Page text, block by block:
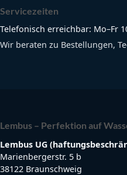
Servicezeiten
Telefonisch erreichbar: Mo–Fr
Wir beraten zu Bestellungen,
Lembus – Perfektion auf
Lembus UG
Marienbergerstr. 5 b
38122 Braunschweig